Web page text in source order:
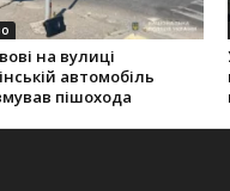
на вулиці
автомобіль
пішохода